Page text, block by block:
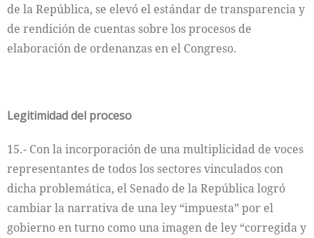
de la República, se elevó el estándar de transparencia y
de rendición de cuentas sobre los procesos de
elaboración de ordenanzas en el Congreso.
Legitimidad del proceso
15.- Con la incorporación de una multiplicidad de voces
representantes de todos los sectores vinculados con
dicha problemática, el Senado de la República logró
cambiar la narrativa de una ley “impuesta” por el
gobierno en turno como una imagen de ley “corregida y